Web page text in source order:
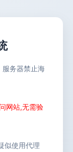
服务器禁止海
网站,无需验
似使用代理